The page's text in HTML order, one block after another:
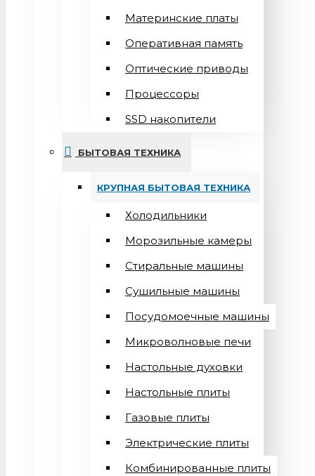
Материнские платы
Оперативная память
Оптические приводы
Процессоры
SSD накопители
БЫТОВАЯ ТЕХНИКА
КРУПНАЯ БЫТОВАЯ ТЕХНИКА
Холодильники
Морозильные камеры
Стиральные машины
Сушильные машины
Посудомоечные машины
Микроволновые печи
Настольные духовки
Настольные плиты
Газовые плиты
Электрические плиты
Комбинированные плиты